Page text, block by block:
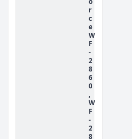
r
c
e
W
F
-
2
8
6
0
,
W
F
-
2
8